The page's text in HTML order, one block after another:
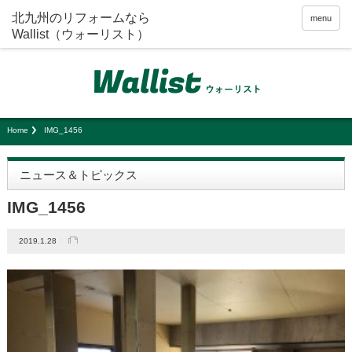
menu
Home IMG_1456
ニュース＆トピックス
IMG_1456
2019.1.28